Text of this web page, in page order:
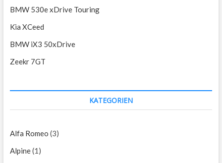
BMW 530e xDrive Touring
Kia XCeed
BMW iX3 50xDrive
Zeekr 7GT
KATEGORIEN
Alfa Romeo (3)
Alpine(1)